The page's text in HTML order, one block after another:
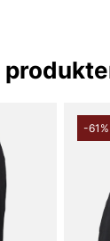
webshop.
-61%